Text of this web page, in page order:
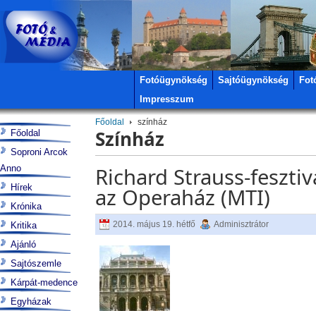
Fotóügynökség Sajtóügynökség
Impresszum
Főoldal színház
Színház
Richard Strauss-
az Operaház (MTI)
2014. május 19. hétfő Adminisztrátor
Főoldal
Soproni Arcok
Anno
Hírek
Krónika
Kritika
Ajánló
Sajtószemle
Kárpát-medence
Egyházak